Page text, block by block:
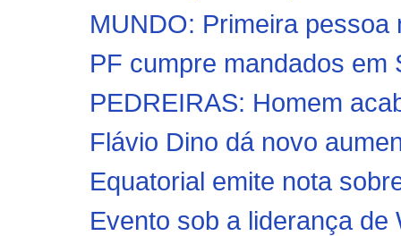
MUNDO: Primeira
PF cumpre mandados
PEDREIRAS: Homem
Flávio Dino dá novo
Equatorial emite nota
Evento sob a liderança